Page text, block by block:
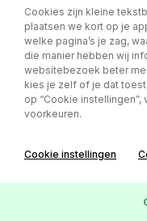
Cookies zijn kleine
plaatsen we kort op je
welke pagina’s je zag,
die manier hebben wij
websitebezoek beter
kies je zelf of je dat
op “Cookie
voorkeuren.
Cookie instellingen